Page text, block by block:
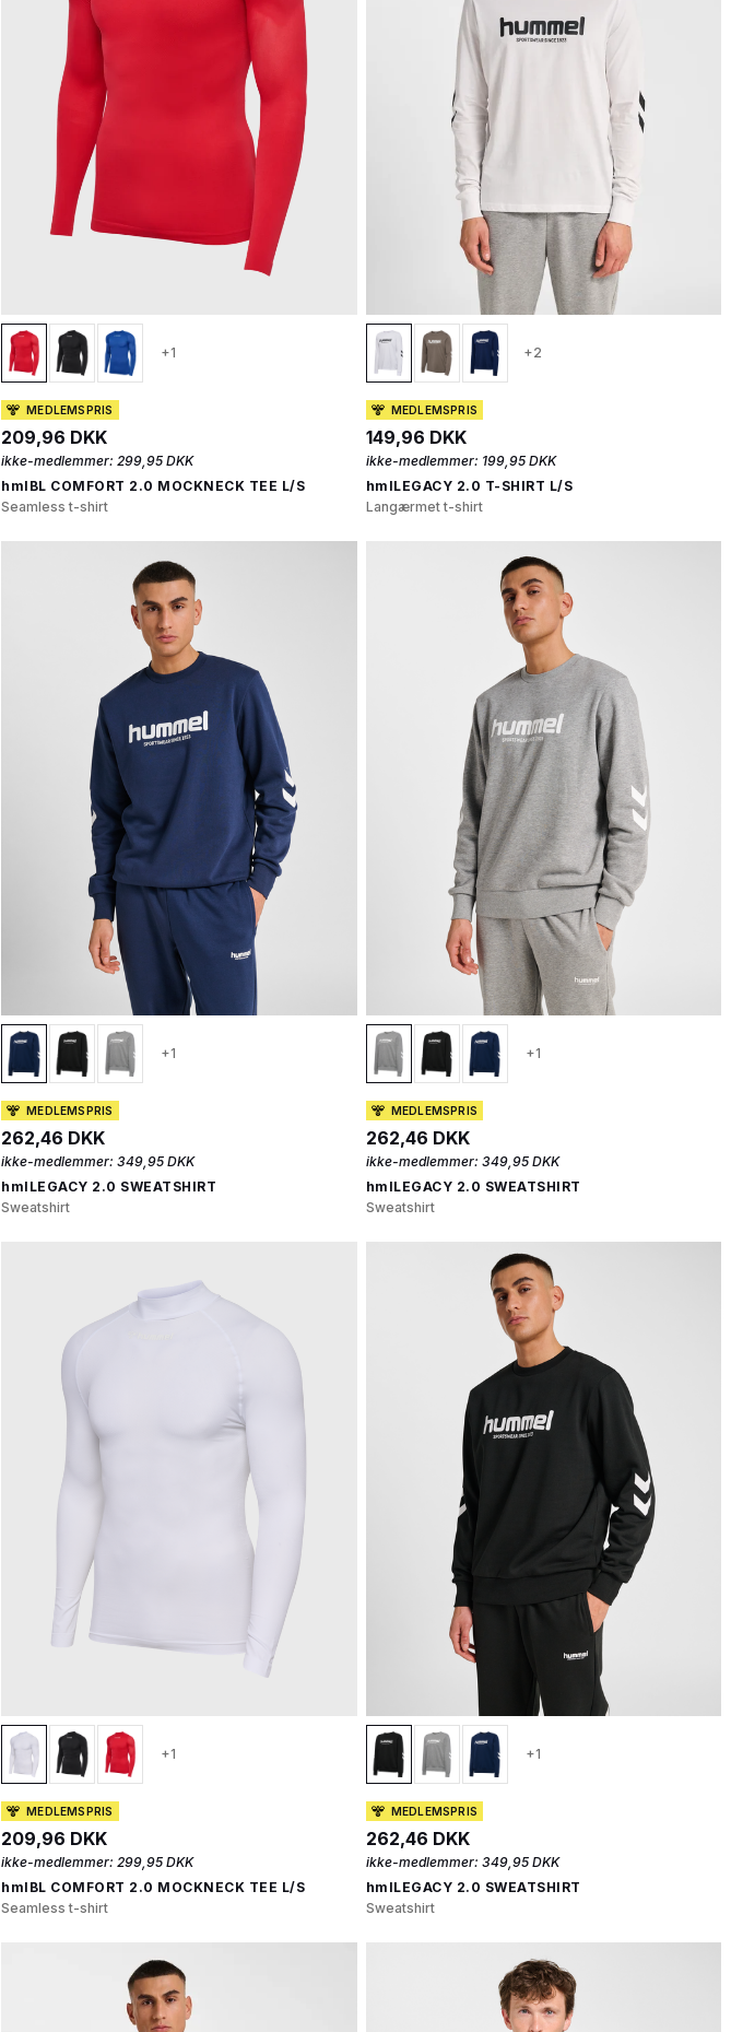
+1
MEDLEMSPRIS
209,96 DKK
ikke-medlemmer: 299,95 DKK
hmlBL COMFORT 2.0 MOCKNECK TEE L/S
Seamless t-shirt
+2
MEDLEMSPRIS
149,96 DKK
ikke-medlemmer: 199,95 DKK
hmlLEGACY 2.0 T-SHIRT L/S
Langærmet t-shirt
+1
MEDLEMSPRIS
262,46 DKK
ikke-medlemmer: 349,95 DKK
hmlLEGACY 2.0 SWEATSHIRT
Sweatshirt
+1
MEDLEMSPRIS
262,46 DKK
ikke-medlemmer: 349,95 DKK
hmlLEGACY 2.0 SWEATSHIRT
Sweatshirt
+1
MEDLEMSPRIS
209,96 DKK
ikke-medlemmer: 299,95 DKK
hmlBL COMFORT 2.0 MOCKNECK TEE L/S
Seamless t-shirt
+1
MEDLEMSPRIS
262,46 DKK
ikke-medlemmer: 349,95 DKK
hmlLEGACY 2.0 SWEATSHIRT
Sweatshirt